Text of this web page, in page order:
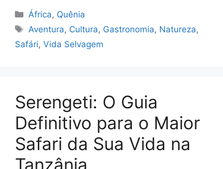
Categorias
África, Quênia
Tags
Aventura, Cultura, Gastronomia, Natureza,
Safári, Vida Selvagem
Serengeti: O Guia
Definitivo para o Maior
Safari da Sua Vida na
Tanzânia